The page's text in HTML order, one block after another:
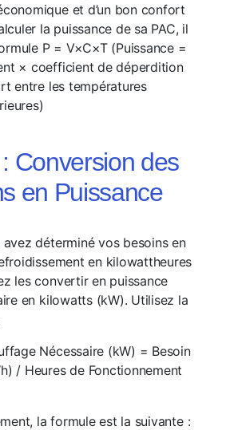
et d’un bon confort
la puissance de sa PAC, il
P = V×C×T (Puissance =
× coefficient de déperdition
entre les températures
Conversion des
en Puissance
déterminé vos besoins en
en kilowattheures
les convertir en puissance
en kilowatts (kW). Utilisez la
Nécessaire (kW) = Besoin
/ Heures de Fonctionnement
la formule est la suivante :